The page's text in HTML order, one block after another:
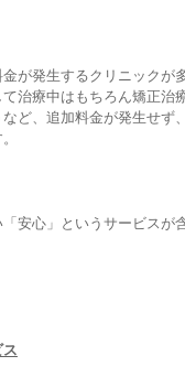
が発生するクリニックが
治療中はもちろん矯正治
ど、追加料金が発生せず
安心」というサービスが